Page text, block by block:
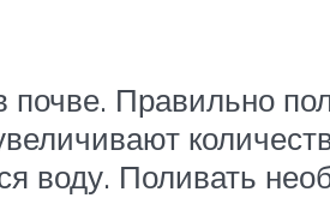
почве. Правильно
Поливать